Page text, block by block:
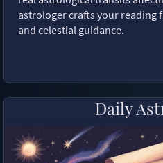
astrologer crafts your reading
and celestial guidance.
Daily